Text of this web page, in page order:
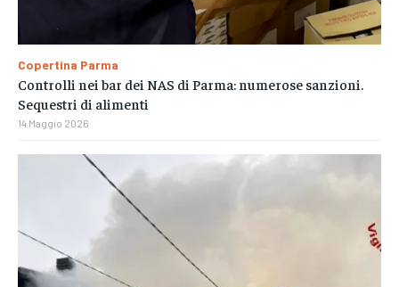
Copertina Parma
Controlli nei bar dei NAS di Parma: numerose sanzioni.
Sequestri di alimenti
14 Maggio 2026